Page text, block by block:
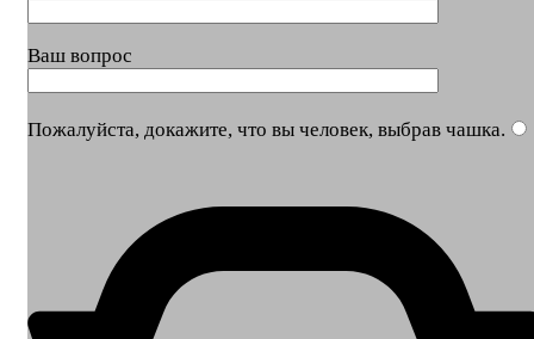
Ваш вопрос
Пожалуйста, докажите, что вы человек, выбрав чашка.